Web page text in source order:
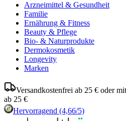
Arzneimittel & Gesundheit
Familie
Ernährung & Fitness
Beauty & Pflege
Bio- & Naturprodukte
Dermokosmetik
Longevity
Marken
Versandkostenfrei ab 25 € oder
ab 25 €
Hervorragend (4,66/5)